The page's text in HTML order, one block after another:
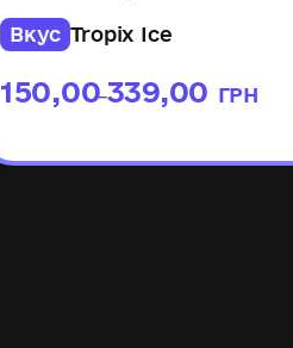
Вкус Tropix Ice
150,00
–339,00 ГРН